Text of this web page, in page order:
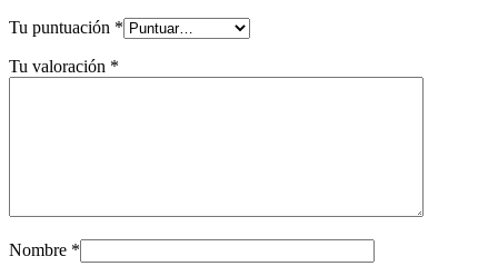
Tu puntuación *
Tu valoración *
Nombre *